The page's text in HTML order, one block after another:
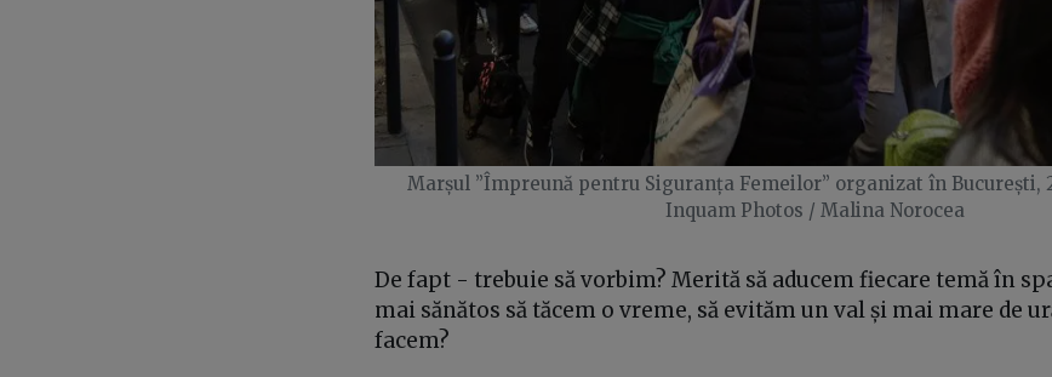
Marșul ”Împreună pentru Siguranța Femeilor” organizat în București,
Inquam Photos / Malina Norocea
De fapt - trebuie să vorbim? Merită să aducem fiecare temă în
mai sănătos să tăcem o vreme, să evităm un val și mai mare de
facem?